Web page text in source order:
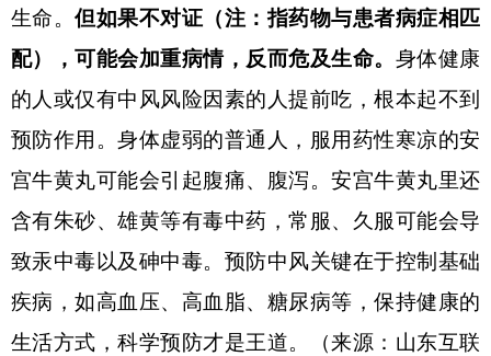
生命。但如果不对证 （注：指药物与患者病症相匹
配）
，可能会加重病情，反而危及生命。 身体健康
的人或仅有中风风险因素的人提前吃，根本起不到
预防作用。身体虚弱的普通人，服用药性寒凉的安
宫牛黄丸可能会引起腹痛、腹泻。安宫牛黄丸里还
含有朱砂、雄黄等有毒中药，常服、久服可能会导
致汞中毒以及砷中毒。预防中风关键在于控制基础
疾病，如高血压、高血脂、糖尿病等，保持健康的
生活方式，科学预防才是王道。（来源： 山东互联